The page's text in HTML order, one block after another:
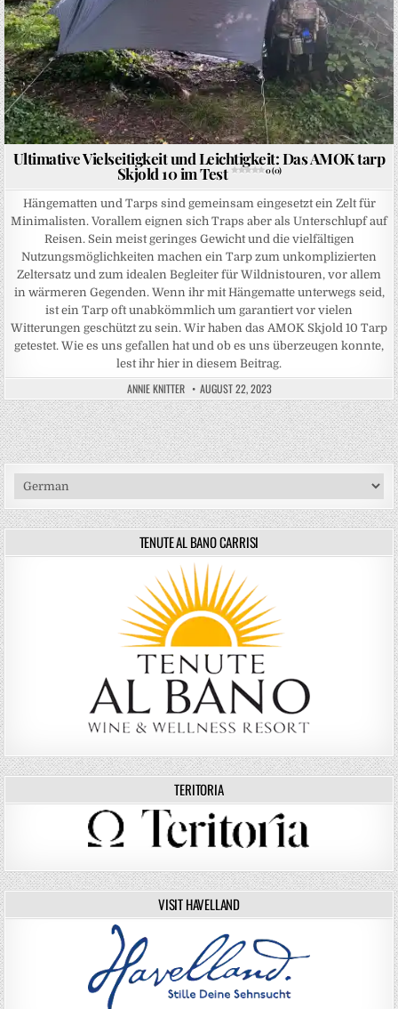
Ultimative Vielseitigkeit und Leichtigkeit: Das AMOK tarp
Skjold 10 im Test 0 (0)
Hängematten und Tarps sind gemeinsam eingesetzt ein Zelt für
Minimalisten. Vorallem eignen sich Traps aber als Unterschlupf auf
Reisen. Sein meist geringes Gewicht und die vielfältigen
Nutzungsmöglichkeiten machen ein Tarp zum unkomplizierten
Zeltersatz und zum idealen Begleiter für Wildnistouren, vor allem
in wärmeren Gegenden. Wenn ihr mit Hängematte unterwegs seid,
ist ein Tarp oft unabkömmlich um garantiert vor vielen
Witterungen geschützt zu sein. Wir haben das AMOK Skjold 10 Tarp
getestet. Wie es uns gefallen hat und ob es uns überzeugen konnte,
lest ihr hier in diesem Beitrag.
ANNIE KNITTER AUGUST 22, 2023
TENUTE AL BANO CARRISI
TERITORIA
VISIT HAVELLAND